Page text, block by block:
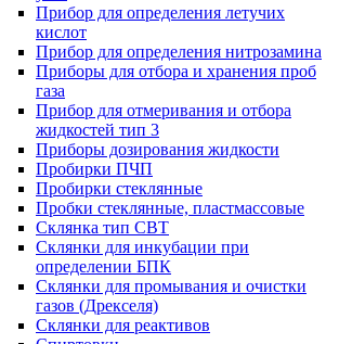
Прибор для определения летучих
кислот
Прибор для определения нитрозамина
Приборы для отбора и хранения проб
газа
Прибор для отмеривания и отбора
жидкостей тип 3
Приборы дозирования жидкости
Пробирки ПЧП
Пробирки стеклянные
Пробки стеклянные, пластмассовые
Склянка тип СВТ
Склянки для инкубации при
определении БПК
Склянки для промывания и очистки
газов (Дрекселя)
Склянки для реактивов